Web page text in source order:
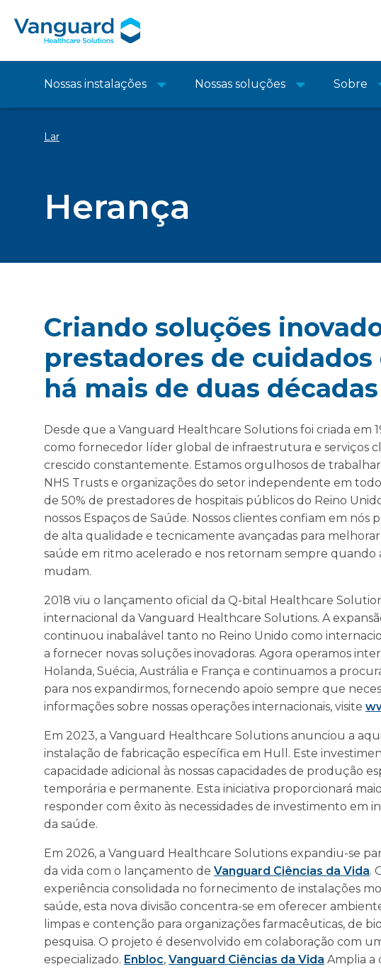
Nossas instalações Nossas soluções Sobre
Lar
Herança
Criando soluções
prestadores de cuidados
há mais de duas décadas
Desde que a Vanguard Healthcare Solutions foi criada em
como fornecedor líder global de infraestrutura e serviços
crescido constantemente. Estamos orgulhosos de
NHS Trusts e organizações do setor independente em
de 50% de prestadores de hospitais públicos do Reino
nossos Espaços de Saúde. Nossos clientes confiam em nós
de alta qualidade e tecnicamente avançadas para
saúde em ritmo acelerado e nos retornam sempre quando
mudam.
2018 viu o lançamento oficial da Q-bital Healthcare
internacional da Vanguard Healthcare Solutions. A
continuou inabalável tanto no Reino Unido como
a fornecer novas soluções inovadoras. Agora operamos
Holanda, Suécia, Austrália e França e continuamos a
para nos expandirmos, fornecendo apoio sempre que
informações sobre nossas operações internacionais, visite
Em 2023, a Vanguard Healthcare Solutions anunciou a
instalação de fabricação específica em Hull. Este
capacidade adicional às nossas capacidades de produção
temporária e permanente. Esta iniciativa proporcionará
responder com êxito às necessidades de investimento em
da saúde.
Em 2026, a Vanguard Healthcare Solutions expandiu-se
da vida com o lançamento de Vanguard Ciências da Vida.
experiência consolidada no fornecimento de instalações
saúde, esta nova divisão concentra-se em oferecer
limpas e contenção para organizações farmacêuticas, de
pesquisa. O projeto é desenvolvido em colaboração com
especializado. Enbloc, Vanguard Ciências da Vida Amplia a